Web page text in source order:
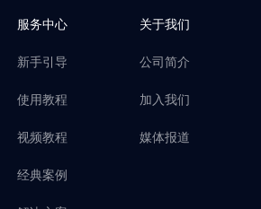
服务中心
新手引导
使用教程
视频教程
经典案例
关于我们
公司简介
加入我们
媒体报道